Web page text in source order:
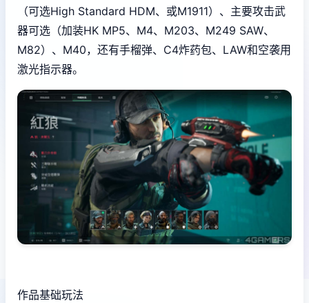
（可选High Standard HDM、或M1911）、主要攻击武
器可选（加装HK MP5、M4、M203、M249 SAW、
M82）、M40，还有手榴弹、C4炸药包、LAW和空袭用
激光指示器。
作品基础玩法